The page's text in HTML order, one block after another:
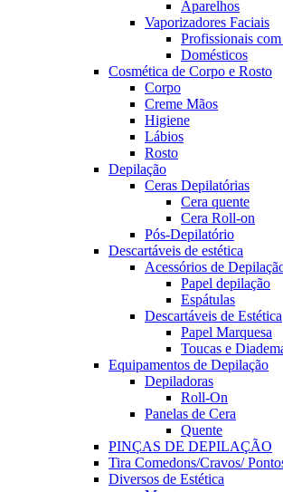
Aparelhos
Vaporizadores Faciais
Profissionais
Domésticos
Cosmética de Corpo e Rosto
Corpo
Creme Mãos
Higiene
Lábios
Rosto
Depilação
Ceras Depilatórias
Cera quente
Cera Roll-on
Pós-Depilatório
Descartáveis de estética
Acessórios de
Papel depilação
Espátulas
Descartáveis de Estética
Papel Marquesa
Toucas e
Equipamentos de Depilação
Depiladoras
Roll-On
Panelas de Cera
Quente
PINÇAS DE DEPILAÇÃO
Tira Comedons/Cravos/
Diversos de Estética